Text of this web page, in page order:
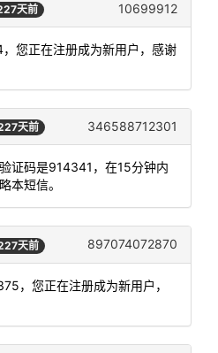
天前 10699912
，您正在注册成为新用户，感谢
天前 346588712301
证码是914341，在15分钟内
本短信。
天前 897074072870
，您正在注册成为新用户，